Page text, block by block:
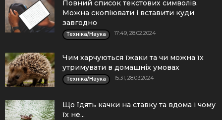
Повний список текстових символів.
Можна скопіювати і вставити куди
завгодно
Техніка/Наука 17:49, 28.02.2024
Чим харчуються їжаки та чи можна їх
утримувати в домашніх умовах
Техніка/Наука 15:31, 28.03.2024
Що їдять качки на ставку та вдома і чому
їх не...